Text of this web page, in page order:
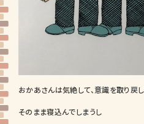
おかあさんは気絶して、意識を取り戻
そのまま寝込んでしまうし